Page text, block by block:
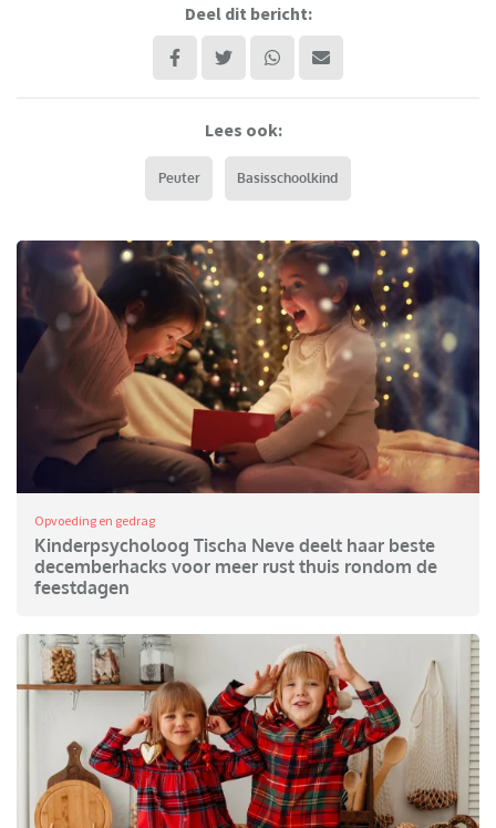
Deel dit bericht:
Lees ook:
Peuter Basisschoolkind
Opvoeding en gedrag
Kinderpsycholoog Tischa Neve deelt haar beste
decemberhacks voor meer rust thuis rondom de
feestdagen